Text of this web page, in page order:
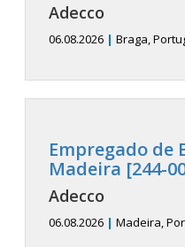
Adecco
06.08.2026 | Braga,
Empregado de
Madeira [244-
Adecco
06.08.2026 | Madeira,